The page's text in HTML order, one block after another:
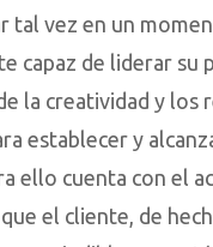
tal vez en un
capaz de liderar su
la creatividad y los
establecer y
ello cuenta con el
que el cliente, de